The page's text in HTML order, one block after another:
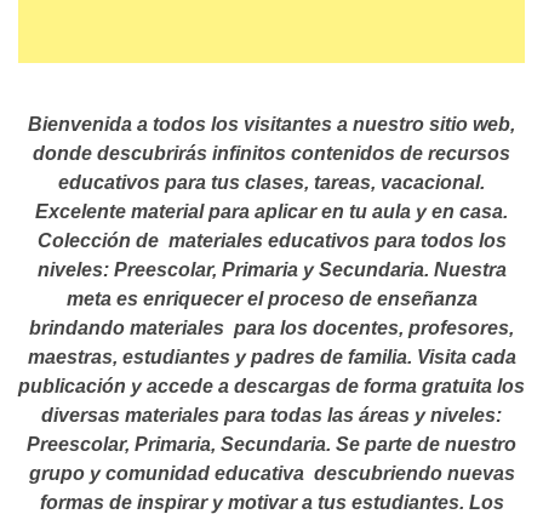
Bienvenida a todos los visitantes a nuestro sitio web,
donde descubrirás infinitos contenidos de recursos
educativos para tus clases, tareas, vacacional.
Excelente material para aplicar en tu aula y en casa.
Colección de materiales educativos para todos los
niveles: Preescolar, Primaria y Secundaria. Nuestra
meta es enriquecer el proceso de enseñanza
brindando materiales para los docentes, profesores,
maestras, estudiantes y padres de familia. Visita cada
publicación y accede a descargas de forma gratuita los
diversas materiales para todas las áreas y niveles:
Preescolar, Primaria, Secundaria. Se parte de nuestro
grupo y comunidad educativa descubriendo nuevas
formas de inspirar y motivar a tus estudiantes. Los